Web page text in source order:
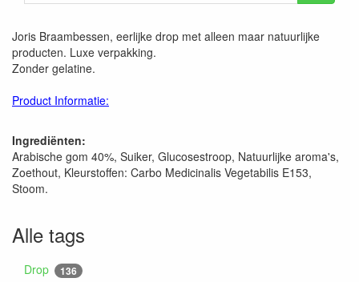
Joris Braambessen, eerlijke drop met alleen maar natuurlijke
producten. Luxe verpakking.
Zonder gelatine.
Product Informatie:
Ingrediënten:
Arabische gom 40%, Suiker, Glucosestroop, Natuurlijke aroma's,
Zoethout, Kleurstoffen: Carbo Medicinalis Vegetabilis E153,
Stoom.
Alle tags
Drop 136